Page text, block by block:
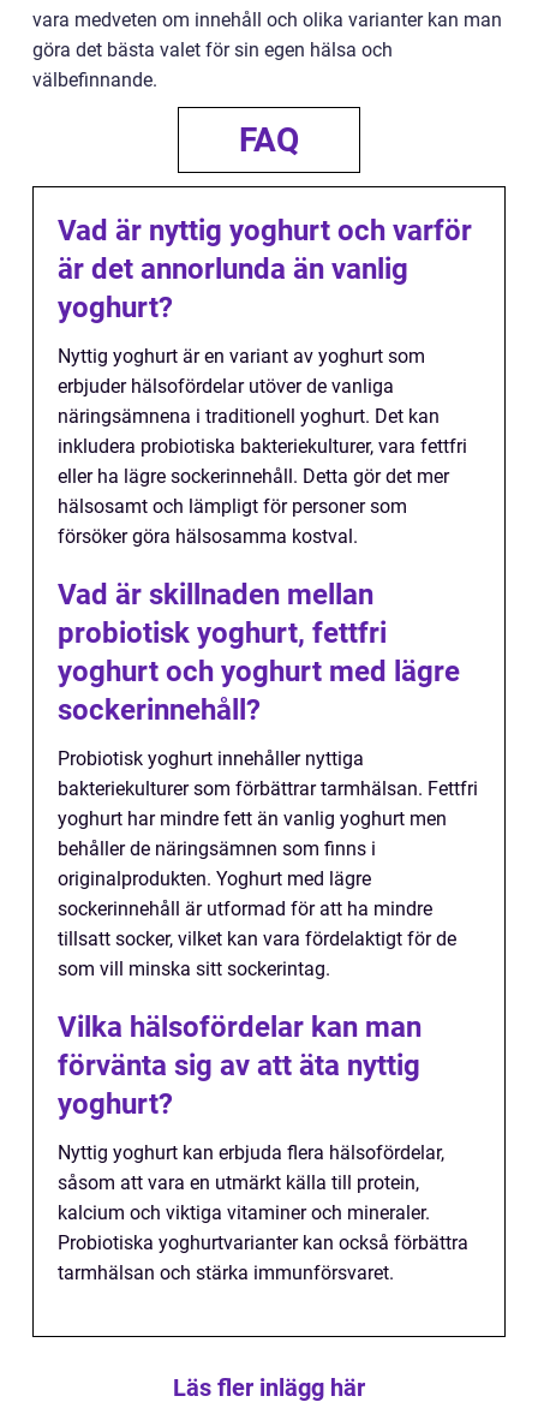
vara medveten om innehåll och olika varianter kan man
göra det bästa valet för sin egen hälsa och
välbefinnande.
FAQ
Vad är nyttig yoghurt och varför
är det annorlunda än vanlig
yoghurt?
Nyttig yoghurt är en variant av yoghurt som
erbjuder hälsofördelar utöver de vanliga
näringsämnena i traditionell yoghurt. Det kan
inkludera probiotiska bakteriekulturer, vara fettfri
eller ha lägre sockerinnehåll. Detta gör det mer
hälsosamt och lämpligt för personer som
försöker göra hälsosamma kostval.
Vad är skillnaden mellan
probiotisk yoghurt, fettfri
yoghurt och yoghurt med lägre
sockerinnehåll?
Probiotisk yoghurt innehåller nyttiga
bakteriekulturer som förbättrar tarmhälsan. Fettfri
yoghurt har mindre fett än vanlig yoghurt men
behåller de näringsämnen som finns i
originalprodukten. Yoghurt med lägre
sockerinnehåll är utformad för att ha mindre
tillsatt socker, vilket kan vara fördelaktigt för de
som vill minska sitt sockerintag.
Vilka hälsofördelar kan man
förvänta sig av att äta nyttig
yoghurt?
Nyttig yoghurt kan erbjuda flera hälsofördelar,
såsom att vara en utmärkt källa till protein,
kalcium och viktiga vitaminer och mineraler.
Probiotiska yoghurtvarianter kan också förbättra
tarmhälsan och stärka immunförsvaret.
Läs fler inlägg här